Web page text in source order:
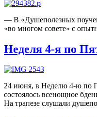
― В «Душеполезных
«во многом совете» с
Неделя 4-я по
24 июня, в Неделю 4-ю по
состоялось всенощное
На трапезе слушали